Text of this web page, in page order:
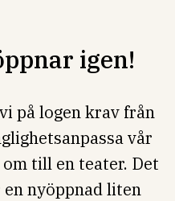
igen!
på logen krav från
vår
till en teater. Det
nyöppnad liten